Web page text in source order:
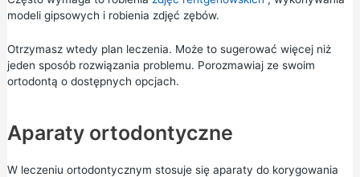
modeli gipsowych i robienia zdjęć zębów.
Otrzymasz wtedy plan leczenia. Może to sugerować więcej niż
jeden sposób rozwiązania problemu. Porozmawiaj ze swoim
ortodontą o dostępnych opcjach.
Aparaty ortodontyczne
W leczeniu ortodontycznym stosuje się aparaty do korygowania